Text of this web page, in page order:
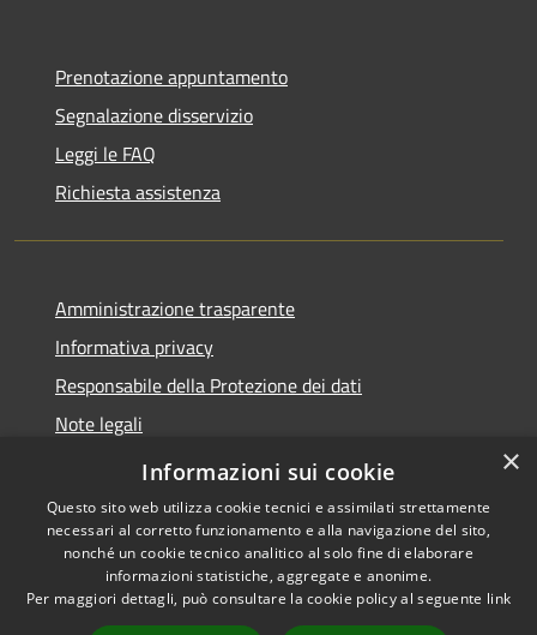
Prenotazione appuntamento
Segnalazione disservizio
Leggi le FAQ
Richiesta assistenza
Amministrazione trasparente
Informativa privacy
Responsabile della Protezione dei dati
Note legali
Dichiarazione di accessibilità
Accessibilità
Copyright © 2026 • Comune di
San Paolo • Powered by
×
Informazioni sui cookie
Questo sito web utilizza cookie tecnici e assimilati strettamente
necessari al corretto funzionamento e alla navigazione del sito,
nonché un cookie tecnico analitico al solo fine di elaborare
informazioni statistiche, aggregate e anonime.
Per maggiori dettagli, può consultare la cookie policy al seguente link